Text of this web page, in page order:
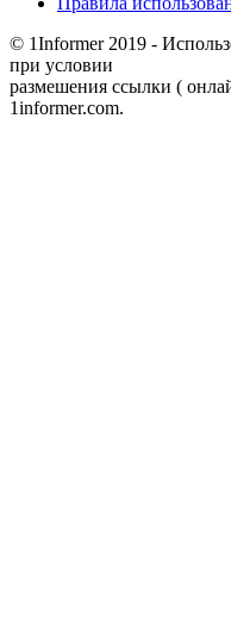
© 1Informer 2019 -
при условии
размешения ссылки (
1informer.com.